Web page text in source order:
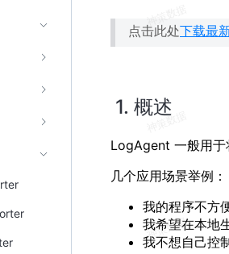
点击此处下载最
1. 概述
LogAgent 一般用于
几个应用场景举例：
我的程序不方
我希望在本地
我不想自己控